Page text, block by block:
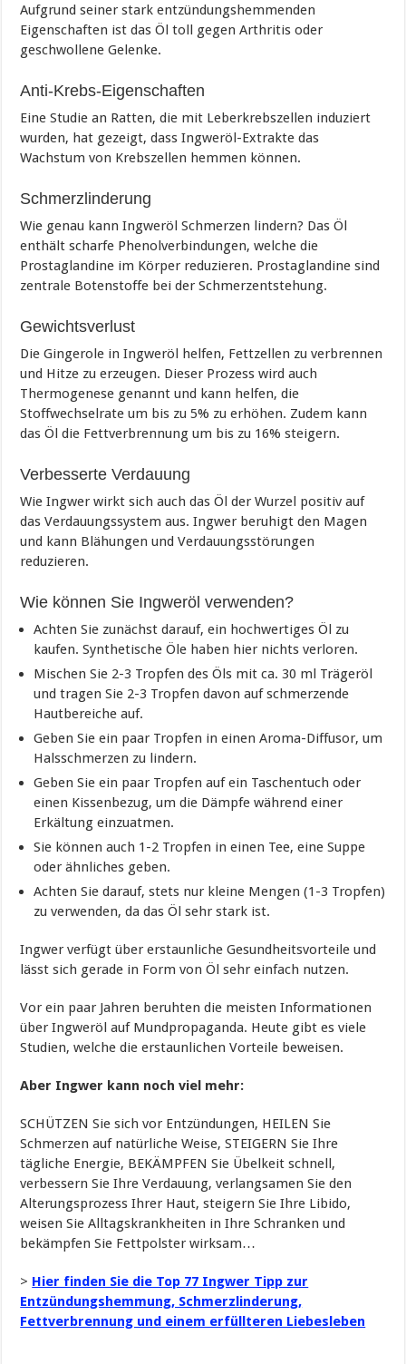
Aufgrund seiner stark entzündungshemmenden
Eigenschaften ist das Öl toll gegen Arthritis oder
geschwollene Gelenke.
Anti-Krebs-Eigenschaften
Eine Studie an Ratten, die mit Leberkrebszellen induziert
wurden, hat gezeigt, dass Ingweröl-Extrakte das
Wachstum von Krebszellen hemmen können.
Schmerzlinderung
Wie genau kann Ingweröl Schmerzen lindern? Das Öl
enthält scharfe Phenolverbindungen, welche die
Prostaglandine im Körper reduzieren. Prostaglandine sind
zentrale Botenstoffe bei der Schmerzentstehung.
Gewichtsverlust
Die Gingerole in Ingweröl helfen, Fettzellen zu verbrennen
und Hitze zu erzeugen. Dieser Prozess wird auch
Thermogenese genannt und kann helfen, die
Stoffwechselrate um bis zu 5% zu erhöhen. Zudem kann
das Öl die Fettverbrennung um bis zu 16% steigern.
Verbesserte Verdauung
Wie Ingwer wirkt sich auch das Öl der Wurzel positiv auf
das Verdauungssystem aus. Ingwer beruhigt den Magen
und kann Blähungen und Verdauungsstörungen
reduzieren.
Wie können Sie Ingweröl verwenden?
Achten Sie zunächst darauf, ein hochwertiges Öl zu
kaufen. Synthetische Öle haben hier nichts verloren.
Mischen Sie 2-3 Tropfen des Öls mit ca. 30 ml Trägeröl
und tragen Sie 2-3 Tropfen davon auf schmerzende
Hautbereiche auf.
Geben Sie ein paar Tropfen in einen Aroma-Diffusor, um
Halsschmerzen zu lindern.
Geben Sie ein paar Tropfen auf ein Taschentuch oder
einen Kissenbezug, um die Dämpfe während einer
Erkältung einzuatmen.
Sie können auch 1-2 Tropfen in einen Tee, eine Suppe
oder ähnliches geben.
Achten Sie darauf, stets nur kleine Mengen (1-3 Tropfen)
zu verwenden, da das Öl sehr stark ist.
Ingwer verfügt über erstaunliche Gesundheitsvorteile und
lässt sich gerade in Form von Öl sehr einfach nutzen.
Vor ein paar Jahren beruhten die meisten Informationen
über Ingweröl auf Mundpropaganda. Heute gibt es viele
Studien, welche die erstaunlichen Vorteile beweisen.
Aber Ingwer kann noch viel mehr:
SCHÜTZEN Sie sich vor Entzündungen, HEILEN Sie
Schmerzen auf natürliche Weise, STEIGERN Sie Ihre
tägliche Energie, BEKÄMPFEN Sie Übelkeit schnell,
verbessern Sie Ihre Verdauung, verlangsamen Sie den
Alterungsprozess Ihrer Haut, steigern Sie Ihre Libido,
weisen Sie Alltagskrankheiten in Ihre Schranken und
bekämpfen Sie Fettpolster wirksam…
> Hier finden Sie die Top 77 Ingwer Tipp zur
Entzündungshemmung, Schmerzlinderung,
Fettverbrennung und einem erfüllteren Liebesleben